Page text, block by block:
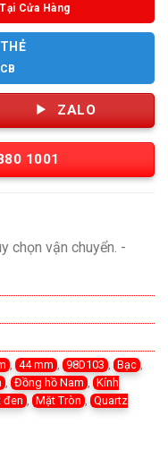
Cửa Hàng
ZALO
1001
chọn vận chuyển. -
44 mm 98D103 Bạc
Đồng hồ Nam
Kính
đen Mặt Tròn
Quartz